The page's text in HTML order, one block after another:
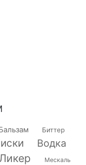
Биттер
Водка
Мескаль